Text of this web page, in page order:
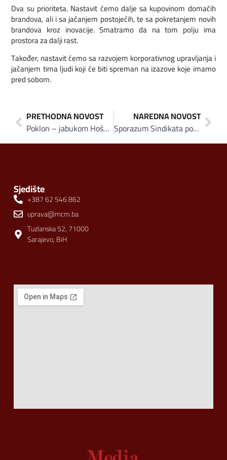
Dva su prioriteta. Nastavit ćemo dalje sa kupovinom domaćih
brandova, ali i sa jačanjem postojećih, te sa pokretanjem novih
brandova kroz inovacije. Smatramo da na tom polju ima
prostora za dalji rast.
Također, nastavit ćemo sa razvojem korporativnog upravljanja i
jačanjem tima ljudi koji će biti spreman na izazove koje imamo
pred sobom.
PRETHODNA NOVOST
Poklon – jabukom Hoše komerc čestitao Sarajlijama 6. april
NAREDNA NOVOST
Sporazum Sindikata policije Kantona Sarajevo i Hifa Oil
Sjedište
+387 62 546 862
uprava@mcm.ba
Tuzlanska 52, 71000
Sarajevo, BiH